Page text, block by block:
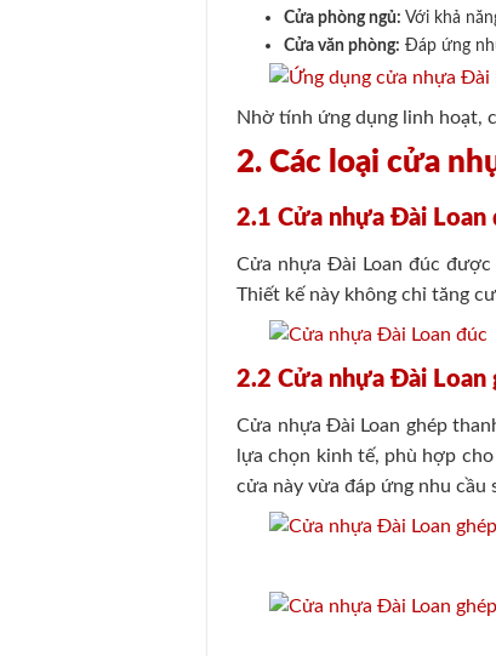
Cửa phòng ngủ: Với khả
Cửa văn phòng: Đáp ứng
Nhờ tính ứng dụng linh hoạt,
2. Các loại cửa
2.1 Cửa nhựa Đài Loan
Cửa nhựa Đài Loan đúc
Thiết kế này không chỉ tăng
2.2 Cửa nhựa Đài Loan
Cửa nhựa Đài Loan ghép
lựa chọn kinh tế, phù hợp
cửa này vừa đáp ứng nhu cầu